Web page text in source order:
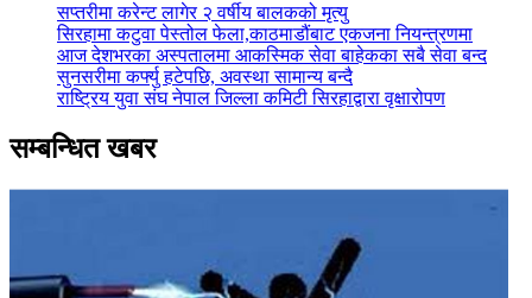
सप्तरीमा करेन्ट लागेर २ वर्षीय बालकको मृत्यु
सिरहामा कटुवा पेस्तोल फेला,काठमाडौंबाट एकजना नियन्त्रणमा
आज देशभरका अस्पतालमा आकस्मिक सेवा बाहेकका सबै सेवा बन्द
सुनसरीमा कर्फ्यु हटेपछि, अवस्था सामान्य बन्दै
राष्ट्रिय युवा संघ नेपाल जिल्ला कमिटी सिरहाद्वारा वृक्षारोपण
सम्बन्धित खबर